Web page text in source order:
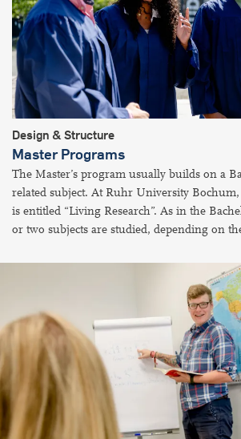
Design & Structure
Master Programs
The Master’s program usually builds on a
related subject. At Ruhr University Bochum,
is entitled “Living Research”. As in the
or two subjects are studied, depending on